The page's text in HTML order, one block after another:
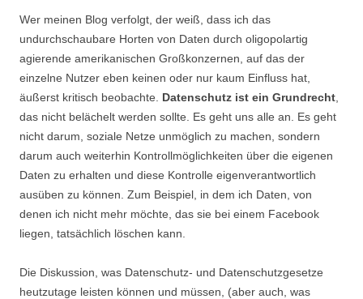
Wer meinen Blog verfolgt, der weiß, dass ich das
undurchschaubare Horten von Daten durch oligopolartig
agierende amerikanischen Großkonzernen, auf das der
einzelne Nutzer eben keinen oder nur kaum Einfluss hat,
äußerst kritisch beobachte. Datenschutz ist ein Grundrecht
das nicht belächelt werden sollte. Es geht uns alle an. Es geht
nicht darum, soziale Netze unmöglich zu machen, sondern
darum auch weiterhin Kontrollmöglichkeiten über die eigenen
Daten zu erhalten und diese Kontrolle eigenverantwortlich
ausüben zu können. Zum Beispiel, in dem ich Daten, von
denen ich nicht mehr möchte, das sie bei einem Facebook
liegen, tatsächlich löschen kann.
Die Diskussion, was Datenschutz- und Datenschutzgesetze
heutzutage leisten können und müssen, (aber auch, was